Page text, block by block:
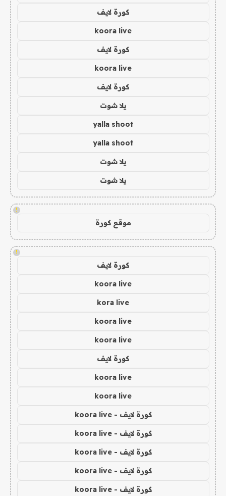
كورة لايف
koora live
كورة لايف
koora live
كورة لايف
يلا شوت
yalla shoot
yalla shoot
يلا شوت
يلا شوت
!
موقع كورة
!
كورة لايف
koora live
kora live
koora live
koora live
كورة لايف
koora live
koora live
كورة لايف - koora live
كورة لايف - koora live
كورة لايف - koora live
كورة لايف - koora live
كورة لايف - koora live